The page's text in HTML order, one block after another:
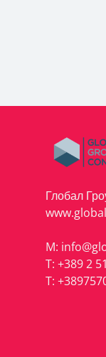
Глобал
M:
T: +389 2
T: